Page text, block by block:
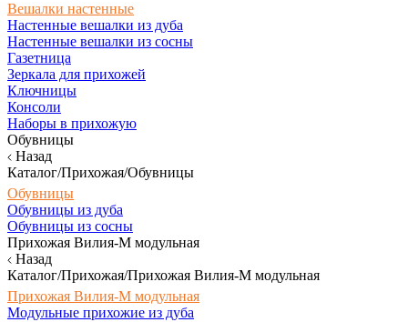
Вешалки настенные
Настенные вешалки из дуба
Настенные вешалки из сосны
Газетница
Зеркала для прихожей
Ключницы
Консоли
Наборы в прихожую
Обувницы
Назад
Каталог/Прихожая/Обувницы
Обувницы
Обувницы из дуба
Обувницы из сосны
Прихожая Вилия-М модульная
Назад
Каталог/Прихожая/Прихожая Вилия-М модульная
Прихожая Вилия-М модульная
Модульные прихожие из дуба